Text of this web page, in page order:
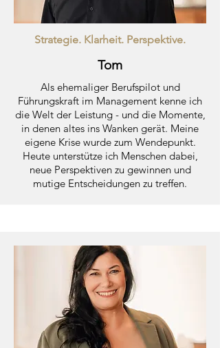
Strategie. Klarheit. Perspektive.
Tom
Als ehemaliger Berufspilot und
Führungskraft im Management kenne ich
die Welt der Leistung - und die Momente,
in denen altes ins Wanken gerät. Meine
eigene Krise wurde zum Wendepunkt.
Heute unterstütze ich Menschen dabei,
neue Perspektiven zu gewinnen und
mutige Entscheidungen zu treffen.